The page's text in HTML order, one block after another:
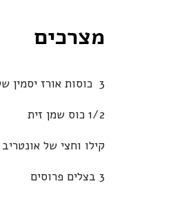
מצרכים
3 כוסות אורז יסמין שטוף היטב ומושרה במים קרים שעה לפחות, מסונן
1/2 כוס שמן זית
קילו וחצי של אונטריב
3 בצלים פרוסים